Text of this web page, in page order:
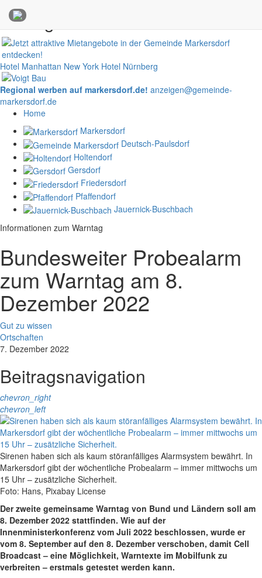
Anzeigen
Hotel Manhattan New York Hotel Nürnberg
Regional werben auf markersdorf.de! anzeigen@gemeinde-
markersdorf.de
Home
Markersdorf
Deutsch-Paulsdorf
Holtendorf
Gersdorf
Friedersdorf
Pfaffendorf
Jauernick-Buschbach
Informationen zum Warntag
Bundesweiter Probealarm
zum Warntag am 8.
Dezember 2022
Gut zu wissen
Ortschaften
7. Dezember 2022
Beitragsnavigation
chevron_right
chevron_left
Sirenen haben sich als kaum störanfälliges Alarmsystem bewährt. In
Markersdorf gibt der wöchentliche Probealarm – immer mittwochs um
15 Uhr – zusätzliche Sicherheit.
Foto: Hans, Pixabay License
Der zweite gemeinsame Warntag von Bund und Ländern soll am
8. Dezember 2022 stattfinden. Wie auf der
Innenministerkonferenz vom Juli 2022 beschlossen, wurde er
vom 8. September auf den 8. Dezember verschoben, damit Cell
Broadcast – eine Möglichkeit, Warntexte im Mobilfunk zu
verbreiten – erstmals getestet werden kann.